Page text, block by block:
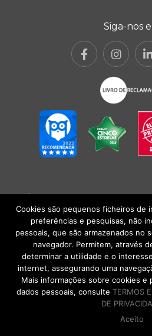
Siga-nos
POLÍTICA DE PRIVACIDADE|TERMOS
GERAIS DE VENDA| Alberto Oculista, SA
DE VOLTA
Cookies são pequenos ficheiros de
preferências e pesquisas, não
pessoais, que são armazenados no
navegador. Permitem, através
determinar a utilidade e o
internet, assegurando uma
Mais informações sobre cookies e
dados pessoais, consulte TERMOS
DE
Aceito